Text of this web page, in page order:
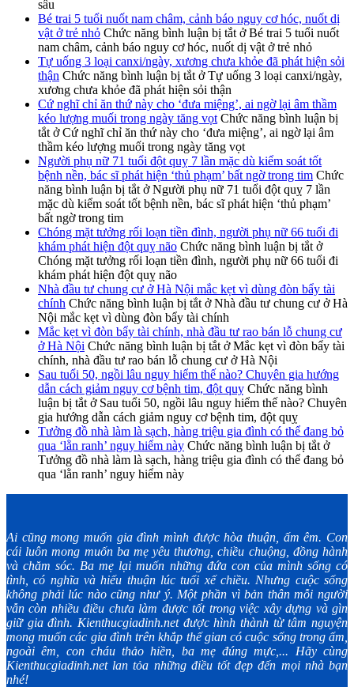
sâu
Bé trai 5 tuổi nuốt nam châm, cảnh báo nguy cơ hóc, nuốt dị
vật ở trẻ nhỏ Chức năng bình luận bị tắt ở Bé trai 5 tuổi nuốt
nam châm, cảnh báo nguy cơ hóc, nuốt dị vật ở trẻ nhỏ
Tự uống 3 loại canxi/ngày, xương chưa khỏe đã phát hiện sỏi
thận Chức năng bình luận bị tắt ở Tự uống 3 loại canxi/ngày,
xương chưa khỏe đã phát hiện sỏi thận
Cứ nghĩ chỉ ăn thứ này cho ‘đưa miệng’, ai ngờ lại âm thầm
kéo lượng muối trong ngày tăng vọt Chức năng bình luận bị
tắt ở Cứ nghĩ chỉ ăn thứ này cho ‘đưa miệng’, ai ngờ lại âm
thầm kéo lượng muối trong ngày tăng vọt
Người phụ nữ 71 tuổi đột quỵ 7 lần mặc dù kiểm soát tốt
bệnh nền, bác sĩ phát hiện ‘thủ phạm’ bất ngờ trong tim Chức
năng bình luận bị tắt ở Người phụ nữ 71 tuổi đột quỵ 7 lần
mặc dù kiểm soát tốt bệnh nền, bác sĩ phát hiện ‘thủ phạm’
bất ngờ trong tim
Chóng mặt tưởng rối loạn tiền đình, người phụ nữ 66 tuổi đi
khám phát hiện đột quỵ não Chức năng bình luận bị tắt ở
Chóng mặt tưởng rối loạn tiền đình, người phụ nữ 66 tuổi đi
khám phát hiện đột quỵ não
Nhà đầu tư chung cư ở Hà Nội mắc kẹt vì dùng đòn bẩy tài
chính Chức năng bình luận bị tắt ở Nhà đầu tư chung cư ở Hà
Nội mắc kẹt vì dùng đòn bẩy tài chính
Mắc kẹt vì đòn bẩy tài chính, nhà đầu tư rao bán lỗ chung cư
ở Hà Nội Chức năng bình luận bị tắt ở Mắc kẹt vì đòn bẩy tài
chính, nhà đầu tư rao bán lỗ chung cư ở Hà Nội
Sau tuổi 50, ngồi lâu nguy hiểm thế nào? Chuyên gia hướng
dẫn cách giảm nguy cơ bệnh tim, đột quỵ Chức năng bình
luận bị tắt ở Sau tuổi 50, ngồi lâu nguy hiểm thế nào? Chuyên
gia hướng dẫn cách giảm nguy cơ bệnh tim, đột quỵ
Tưởng đồ nhà làm là sạch, hàng triệu gia đình có thể đang bỏ
qua ‘lằn ranh’ nguy hiểm này Chức năng bình luận bị tắt ở
Tưởng đồ nhà làm là sạch, hàng triệu gia đình có thể đang bỏ
qua ‘lằn ranh’ nguy hiểm này
Ai cũng mong muốn gia đình mình được hòa thuận, ấm êm. Con
cái luôn mong muốn ba mẹ yêu thương, chiều chuộng, đồng hành
và chăm sóc. Ba mẹ lại muốn những đứa con của mình sống có
tình, có nghĩa và hiếu thuận lúc tuổi xế chiều. Nhưng cuộc sống
không phải lúc nào cũng như ý. Một phần vì bản thân mỗi người
vẫn còn nhiều điều chưa làm được tốt trong việc xây dựng và gìn
giữ gia đình. Kienthucgiadinh.net được hình thành từ tâm nguyện
mong muốn các gia đình trên khắp thế gian có cuộc sống trong ấm,
ngoài êm, con cháu thảo hiền, ba mẹ đúng mực,... Hãy cùng
Kienthucgiadinh.net lan tỏa những điều tốt đẹp đến mọi nhà bạn
nhé!